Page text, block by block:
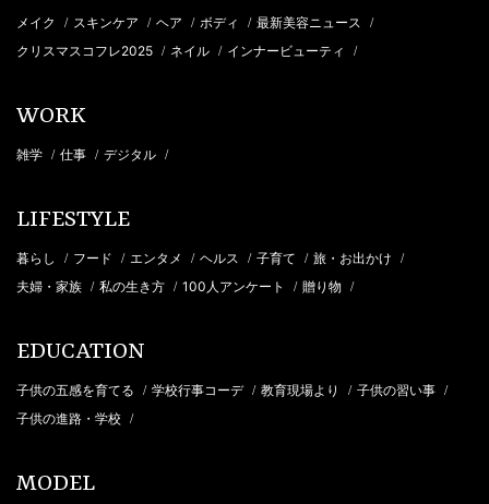
メイク / スキンケア / ヘア / ボディ / 最新美容ニュース /
クリスマスコフレ2025 / ネイル / インナービューティ /
WORK
雑学 / 仕事 / デジタル /
LIFESTYLE
暮らし / フード / エンタメ / ヘルス / 子育て / 旅・お出かけ /
夫婦・家族 / 私の生き方 / 100人アンケート / 贈り物 /
EDUCATION
子供の五感を育てる / 学校行事コーデ / 教育現場より / 子供の習い事 /
子供の進路・学校 /
MODEL